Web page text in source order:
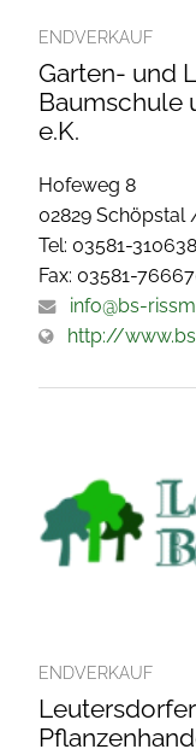
ENDVERKAUF
Garten- und
Baumschule
e.K.
Hofeweg 8
02829 Schöpstal
Tel: 03581-310638
Fax: 03581-
info@bs-
http://
ENDVERKAUF